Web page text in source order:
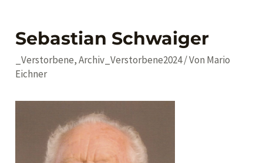
Sebastian Schwaiger
_Verstorbene,Archiv_Verstorbene2024/ Von Mario
Eichner